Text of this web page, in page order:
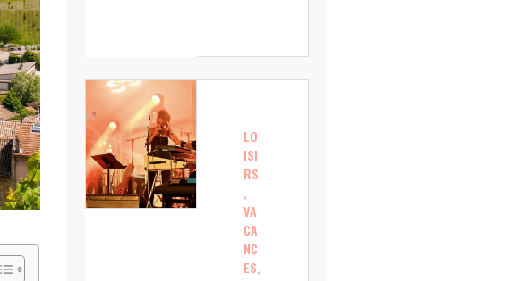
LO
ISI
RS
,
VA
CA
NC
ES,